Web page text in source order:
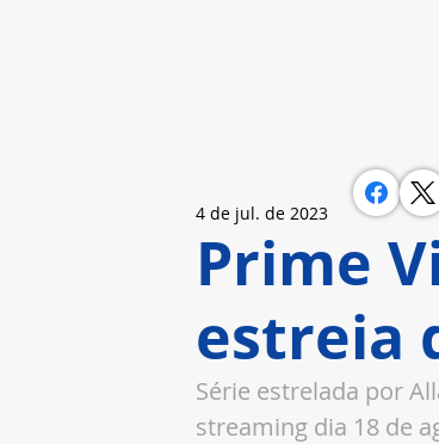
Prime
estreia
4 de jul. de 2023
Série estrelada por
streaming dia 18 de